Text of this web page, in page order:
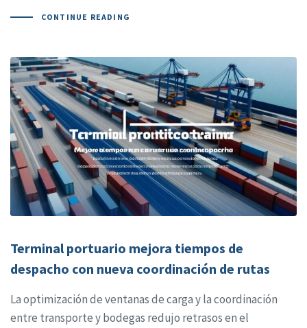
CONTINUE READING
Terminal portuario mejora tiempos de
despacho con nueva coordinación de rutas
La optimización de ventanas de carga y la coordinación
entre transporte y bodegas redujo retrasos en el